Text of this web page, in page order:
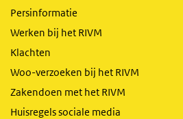
Persinformatie
Werken bij het RIVM
Klachten
Woo-verzoeken bij het RIVM
Zakendoen met het RIVM
Huisregels sociale media